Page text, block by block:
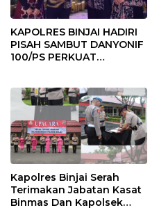
KAPOLRES BINJAI HADIRI
PISAH SAMBUT DANYONIF
100/PS PERKUAT
Kapolres Binjai Serah
Terimakan Jabatan Kasat
Binmas Dan Kapolsek